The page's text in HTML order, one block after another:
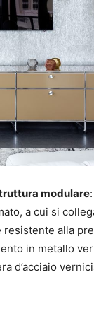
modulare
a cui si
alla
in metallo
d’acciaio